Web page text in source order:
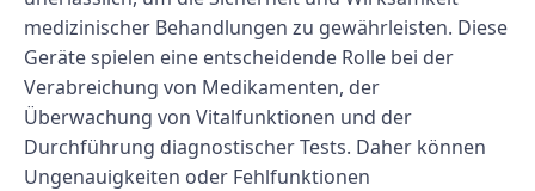
medizinischer Behandlungen zu gewährleisten. Diese
Geräte spielen eine entscheidende Rolle bei der
Verabreichung von Medikamenten, der
Überwachung von Vitalfunktionen und der
Durchführung diagnostischer Tests. Daher können
Ungenauigkeiten oder Fehlfunktionen